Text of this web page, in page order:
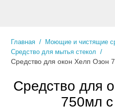
Главная / Моющие и чистящие
Средство для мытья стекол /
Средство для окон Хелп Озон
Средство для
750мл с